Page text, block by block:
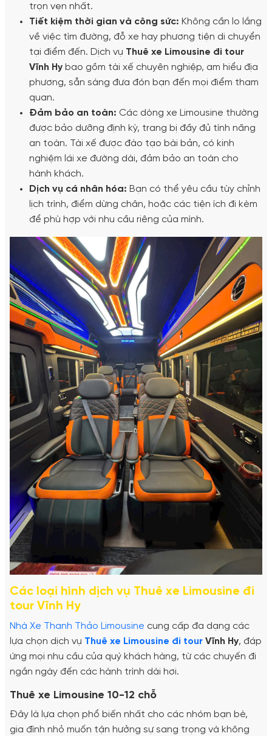
trọn vẹn nhất.
Tiết kiệm thời gian và công sức: Không cần lo lắng
về việc tìm đường, đỗ xe hay phương tiện di chuyển
tại điểm đến. Dịch vụ Thuê xe Limousine đi tour
Vĩnh Hy bao gồm tài xế chuyên nghiệp, am hiểu địa
phương, sẵn sàng đưa đón bạn đến mọi điểm tham
quan.
Đảm bảo an toàn: Các dòng xe Limousine thường
được bảo dưỡng định kỳ, trang bị đầy đủ tính năng
an toàn. Tài xế được đào tạo bài bản, có kinh
nghiệm lái xe đường dài, đảm bảo an toàn cho
hành khách.
Dịch vụ cá nhân hóa: Bạn có thể yêu cầu tùy chỉnh
lịch trình, điểm dừng chân, hoặc các tiện ích đi kèm
để phù hợp với nhu cầu riêng của mình.
Các loại hình dịch vụ Thuê xe Limousine đi
tour Vĩnh Hy
Nhà Xe Thanh Thảo Limousine cung cấp đa dạng các
lựa chọn dịch vụ Thuê xe Limousine đi tour Vĩnh Hy, đáp
ứng mọi nhu cầu của quý khách hàng, từ các chuyến đi
ngắn ngày đến các hành trình dài hơi.
Thuê xe Limousine 10-12 chỗ
Đây là lựa chọn phổ biến nhất cho các nhóm bạn bè,
gia đình nhỏ muốn tận hưởng sự sang trọng và không